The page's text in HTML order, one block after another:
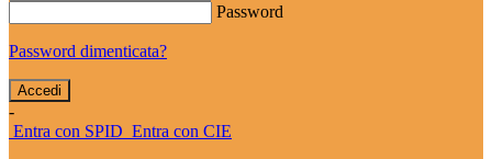
Password
Password dimenticata?
-
Entra con SPID Entra con CIE